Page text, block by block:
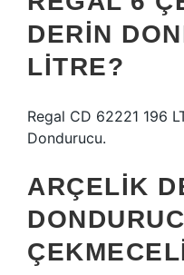
DERIN
LITRE?
Regal CD 62221 196
Dondurucu.
ARÇELIK